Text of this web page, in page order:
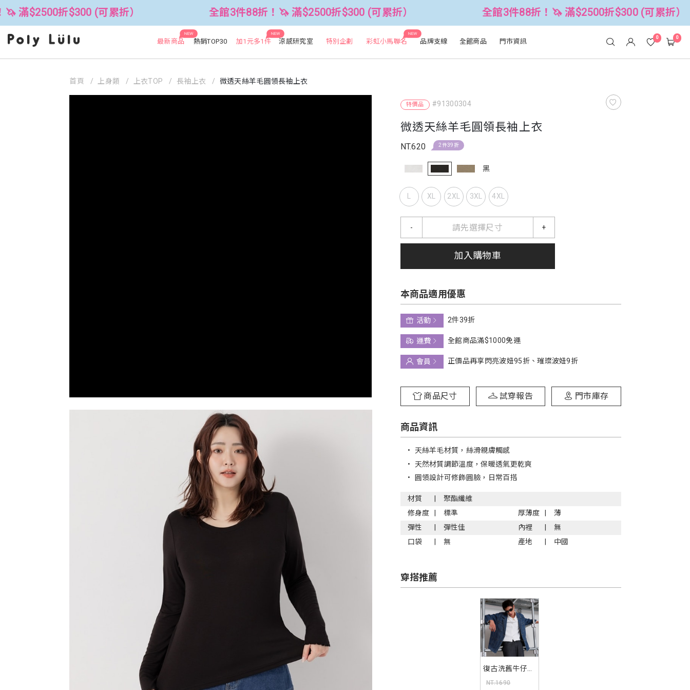
折$300 (可累折） 全館3件88折！🦄 滿$2500折$300 (可累折） 全館3件88折！🦄 滿$2500折$300 (可累折）
NEW
最新商品 熱銷TOP30
NEW
加1元多1件 涼感研究室 特別企劃
NEW
彩虹小馬聯名 品牌支線 全館商品 門市資訊 0 0
特價品 #91300304
微透天絲羊毛圓領長袖上衣
NT.620 2件39折
黑
L XL 2XL 3XL 4XL
請先選擇尺寸
- +
加入購物車
本商品適用優惠
活動
2件39折
運費
全館商品滿$1000免運
會員
正價品再享閃亮波妞95折、璀璨波妞9折
商品尺寸 試穿報告 門市庫存
商品資訊
• 天絲羊毛材質，絲滑親膚觸感
• 天然材質調節溫度，保暖透氣更乾爽
• 圓領設計可修飾圓臉，日常百搭
材質
聚酯纖維
修身度
標準 厚薄度
薄
彈性
彈性佳 內裡
無
口袋
無 產地 中國
穿搭推薦
復古洗舊牛仔西
裝外套(unisex)
NT.1690
首頁 上身類 上衣TOP 長袖上衣 微透天絲羊毛圓領長袖上衣